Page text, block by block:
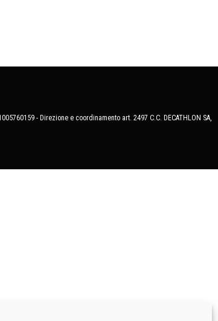
- Direzione e coordinamento art. 2497 C.C. DECATHLON SA,